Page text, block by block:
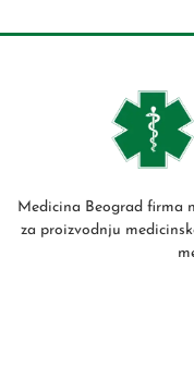
Medicina Beograd firma
za proizvodnju